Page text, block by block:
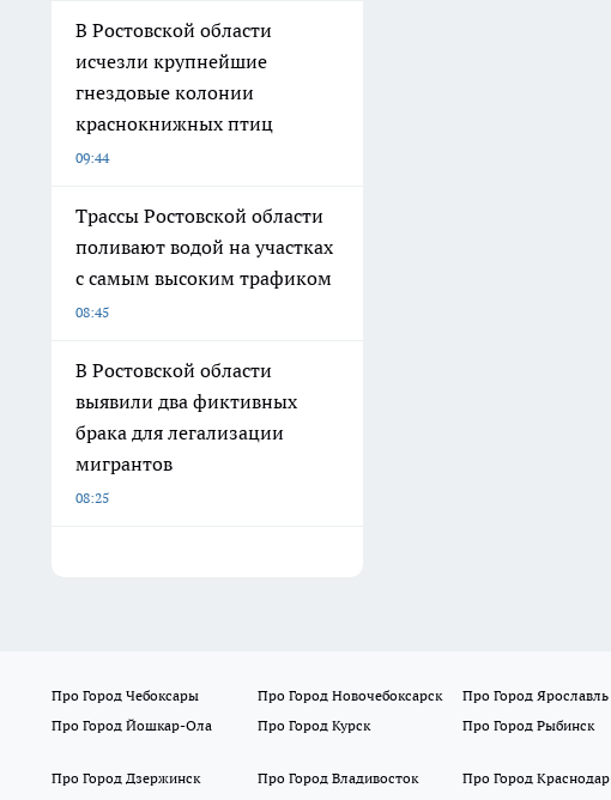
В Ростовской области
исчезли крупнейшие
гнездовые колонии
краснокнижных птиц
09:44
Трассы Ростовской области
поливают водой на участках
с самым высоким трафиком
08:45
В Ростовской области
выявили два фиктивных
брака для легализации
мигрантов
08:25
Про Город Чебоксары Про Город Новочебоксарск Про Город Ярославль
Про Город Йошкар-Ола
Про Город Курск Про Город Рыбинск
Про Город Дзержинск
Про Город Владивосток Про Город Краснодар